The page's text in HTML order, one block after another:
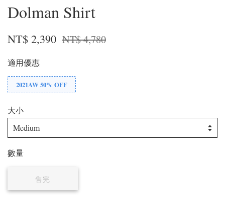
Dolman Shirt
NT$ 2,390 NT$ 4,780
適用優惠
2021AW 50% OFF
大小
數量
售完